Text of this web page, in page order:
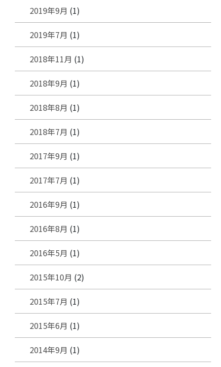
2019年9月 (1)
2019年7月 (1)
2018年11月 (1)
2018年9月 (1)
2018年8月 (1)
2018年7月 (1)
2017年9月 (1)
2017年7月 (1)
2016年9月 (1)
2016年8月 (1)
2016年5月 (1)
2015年10月 (2)
2015年7月 (1)
2015年6月 (1)
2014年9月 (1)